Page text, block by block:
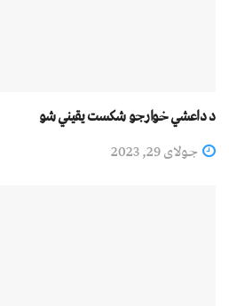
د داعشي خوارجو شکست یقیني شو
جولای 29, 2023